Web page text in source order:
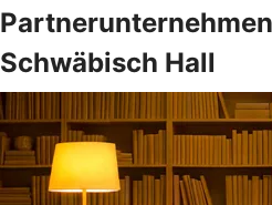
Schwäbisch Hall